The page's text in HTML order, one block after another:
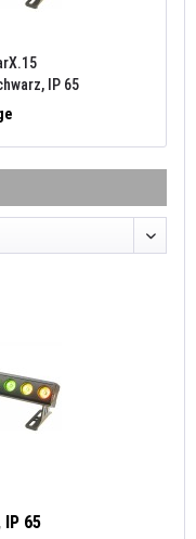
IP 65
IP 65